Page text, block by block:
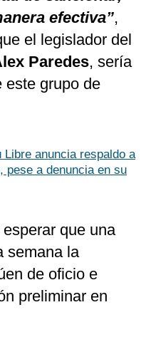
efectiva”,
el legislador del
Paredes, sería
este grupo de
Libre anuncia respaldo a
pese a denuncia en su
que una
semana la
de oficio e
preliminar en